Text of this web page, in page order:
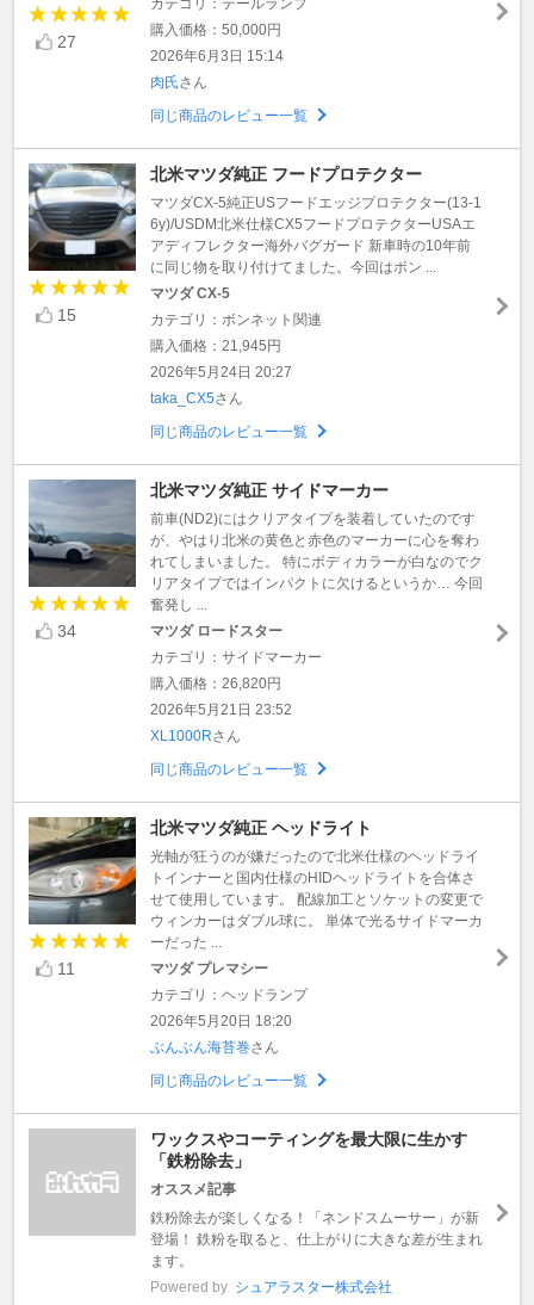
27
購入価格：50,000円
2026年6月3日 15:14
肉氏さん
同じ商品のレビュー一覧
15
北米マツダ純正 フードプロテクター
マツダCX-5純正USフードエッジプロテクター(13-1
6y)/USDM北米仕様CX5フードプロテクターUSAエ
アディフレクター海外バグガード 新車時の10年前
に同じ物を取り付けてました。今回はボン ...
マツダ CX-5
カテゴリ：ボンネット関連
購入価格：21,945円
2026年5月24日 20:27
taka_CX5さん
同じ商品のレビュー一覧
34
北米マツダ純正 サイドマーカー
前車(ND2)にはクリアタイプを装着していたのです
が、やはり北米の黄色と赤色のマーカーに心を奪わ
れてしまいました。 特にボディカラーが白なのでク
リアタイプではインパクトに欠けるというか… 今回
奮発し ...
マツダ ロードスター
カテゴリ：サイドマーカー
購入価格：26,820円
2026年5月21日 23:52
XL1000Rさん
同じ商品のレビュー一覧
11
北米マツダ純正 ヘッドライト
光軸が狂うのが嫌だったので北米仕様のヘッドライ
トインナーと国内仕様のHIDヘッドライトを合体さ
せて使用しています。 配線加工とソケットの変更で
ウィンカーはダブル球に。 単体で光るサイドマーカ
ーだった ...
マツダ プレマシー
カテゴリ：ヘッドランプ
2026年5月20日 18:20
ぶんぶん海苔巻さん
同じ商品のレビュー一覧
ワックスやコーティングを最大限に生かす
「鉄粉除去」
オススメ記事
鉄粉除去が楽しくなる！「ネンドスムーサー」が新
登場！ 鉄粉を取ると、仕上がりに大きな差が生まれ
ます。
Powered by シュアラスター株式会社